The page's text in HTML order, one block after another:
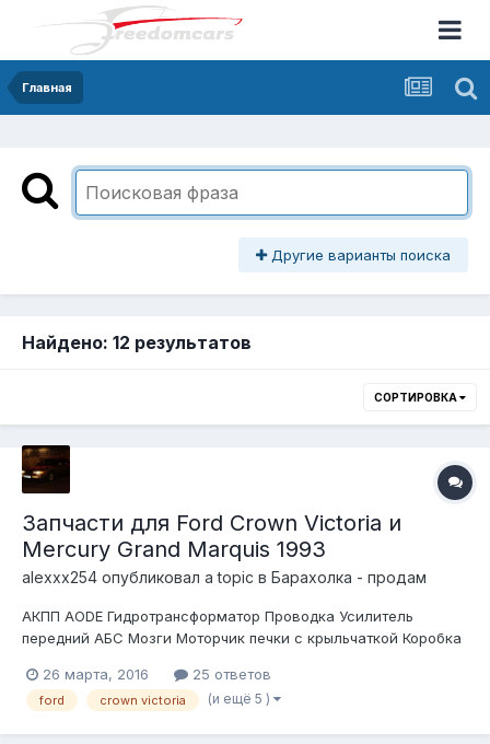
Главная
Другие варианты поиска
Найдено: 12 результатов
СОРТИРОВКА
Запчасти для Ford Crown Victoria и
Mercury Grand Marquis 1993
alexxx254 опубликовал a topic в Барахолка - продам
АКПП AODE Гидротрансформатор Проводка Усилитель
передний АБС Мозги Моторчик печки с крыльчаткой Коробка
Панель управления печкой механическая Панель в торпеду с
дефлекторами для Mercury Grand Marquis Стекло заднее
26 марта, 2016 25 ответов
ford crown victoria (и ещё 5 )